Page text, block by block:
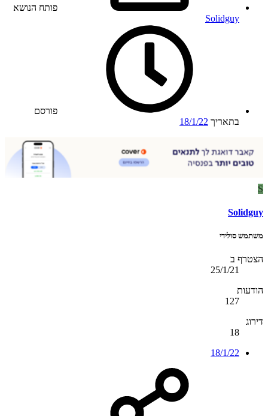
פותח הנושא
Solidguy
פורסם
בתאריך 18/1/22
S
Solidguy
משתמש סולידי
הצטרף ב
25/1/21
הודעות
127
דירוג
18
18/1/22